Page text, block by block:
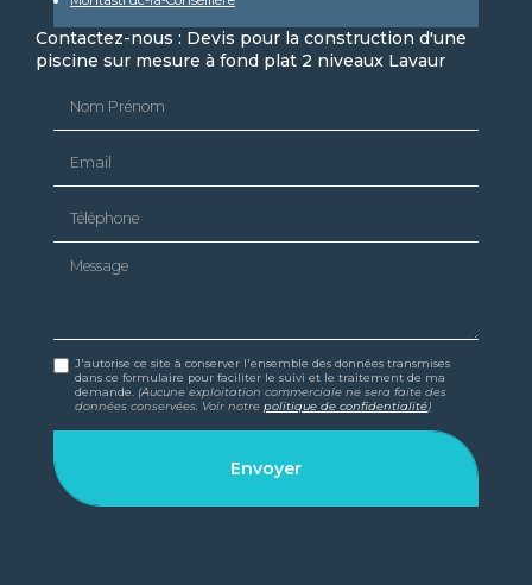
Contactez-nous : Devis pour la construction d'une
piscine sur mesure à fond plat 2 niveaux Lavaur
Message
J'autorise ce site à conserver l'ensemble des données transmises
dans ce formulaire pour faciliter le suivi et le traitement de ma
demande. (Aucune exploitation commerciale ne sera faite des
données conservées. Voir notrepolitique de confidentialité)